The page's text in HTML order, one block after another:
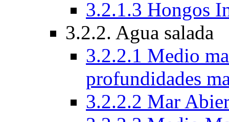
3.2.1.3 Hongos
3.2.2. Agua salada
3.2.2.1 Medio
profundidades
3.2.2.2 Mar